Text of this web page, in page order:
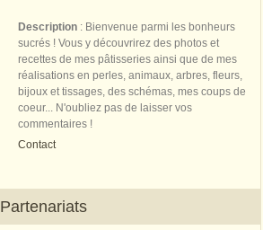
Description : Bienvenue parmi les bonheurs
sucrés ! Vous y découvrirez des photos et
recettes de mes pâtisseries ainsi que de mes
réalisations en perles, animaux, arbres, fleurs,
bijoux et tissages, des schémas, mes coups de
coeur... N'oubliez pas de laisser vos
commentaires !
Contact
Partenariats